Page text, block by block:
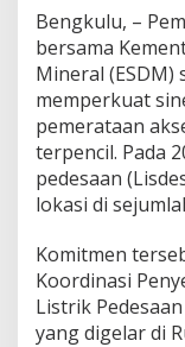
Bengkulu, –
bersama
Mineral (ESDM)
memperkuat
pemerataan
terpencil. Pada
pedesaan
lokasi di
Komitmen
Koordinasi
Listrik
yang digelar di